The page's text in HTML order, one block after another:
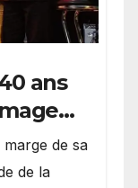
ans
marge de sa
de la